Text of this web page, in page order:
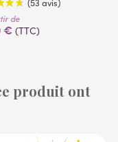
de
€ (TTC)
produit ont